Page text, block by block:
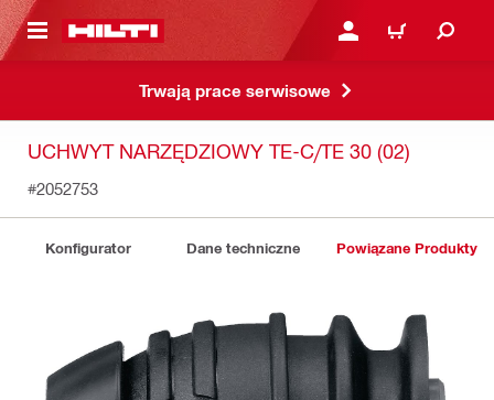
GŁÓWNEJ ZALOGUJ SIĘ LUB
KOSZYK
Trwają prace serwisowe
UCHWYT NARZĘDZIOWY TE-C/TE 30 (02)
#2052753
Konfigurator Dane techniczne Powiązane Produkty